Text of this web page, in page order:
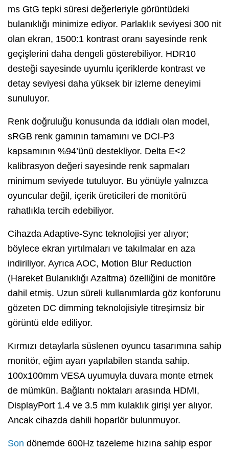
ms GtG tepki süresi değerleriyle görüntüdeki
bulanıklığı minimize ediyor. Parlaklık seviyesi 300 nit
olan ekran, 1500:1 kontrast oranı sayesinde renk
geçişlerini daha dengeli gösterebiliyor. HDR10
desteği sayesinde uyumlu içeriklerde kontrast ve
detay seviyesi daha yüksek bir izleme deneyimi
sunuluyor.
Renk doğruluğu konusunda da iddialı olan model,
sRGB renk gamının tamamını ve DCI-P3
kapsamının %94’ünü destekliyor. Delta E<2
kalibrasyon değeri sayesinde renk sapmaları
minimum seviyede tutuluyor. Bu yönüyle yalnızca
oyuncular değil, içerik üreticileri de monitörü
rahatlıkla tercih edebiliyor.
Cihazda Adaptive-Sync teknolojisi yer alıyor;
böylece ekran yırtılmaları ve takılmalar en aza
indiriliyor. Ayrıca AOC, Motion Blur Reduction
(Hareket Bulanıklığı Azaltma) özelliğini de monitöre
dahil etmiş. Uzun süreli kullanımlarda göz konforunu
gözeten DC dimming teknolojisiyle titreşimsiz bir
görüntü elde ediliyor.
Kırmızı detaylarla süslenen oyuncu tasarımına sahip
monitör, eğim ayarı yapılabilen standa sahip.
100x100mm VESA uyumuyla duvara monte etmek
de mümkün. Bağlantı noktaları arasında HDMI,
DisplayPort 1.4 ve 3.5 mm kulaklık girişi yer alıyor.
Ancak cihazda dahili hoparlör bulunmuyor.
Son dönemde 600Hz tazeleme hızına sahip espor